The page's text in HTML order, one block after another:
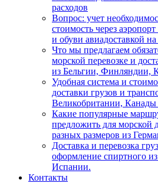
расходов
Вопрос: учет
стоимость через
и обуви авиадоставкой
Что мы предлагаем
морской перевозке и
из Бельгии, Финляндии,
Удобная система и
доставки грузов и
Великобритании,
Какие популярные
предложить для морской
разных размеров из
Доставка и перевозка
оформление спиртного
Испании.
Контакты